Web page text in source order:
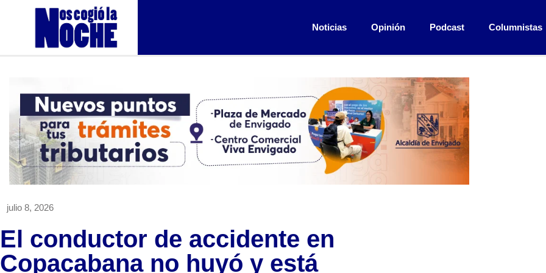
Noticias Opinión Podcast Columnistas
julio 8, 2026
El conductor de accidente en
Copacabana no huyó y está